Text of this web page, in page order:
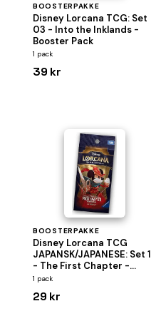
BOOSTERPAKKE
Disney Lorcana TCG: Set
03 - Into the Inklands -
Booster Pack
1 pack
39 kr
BOOSTERPAKKE
Disney Lorcana TCG
JAPANSK/JAPANESE: Set 1
- The First Chapter -
Booster Pack
1 pack
29 kr